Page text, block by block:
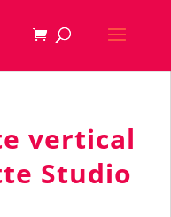
vertical
Studio